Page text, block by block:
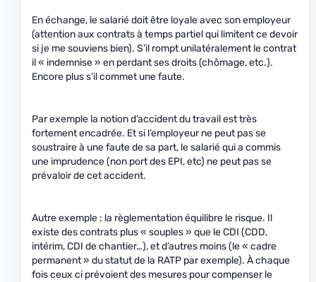
En échange, le salarié doit être loyale avec son employeur
(attention aux contrats à temps partiel qui limitent ce devoir
si je me souviens bien). S’il rompt unilatéralement le contrat
il « indemnise » en perdant ses droits (chômage, etc.).
Encore plus s’il commet une faute.
Par exemple la notion d’accident du travail est très
fortement encadrée. Et si l’employeur ne peut pas se
soustraire à une faute de sa part, le salarié qui a commis
une imprudence (non port des EPI, etc) ne peut pas se
prévaloir de cet accident.
Autre exemple : la règlementation équilibre le risque. Il
existe des contrats plus « souples » que le CDI (CDD,
intérim, CDI de chantier…), et d’autres moins (le « cadre
permanent » du statut de la RATP par exemple). À chaque
fois ceux ci prévoient des mesures pour compenser le